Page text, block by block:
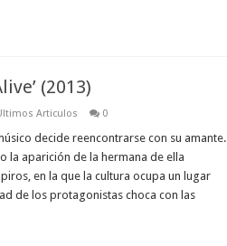
(2013)
Articulos 0
decide reencontrarse con su amante.
la aparición de la hermana de ella
en la que la cultura ocupa un lugar
de los protagonistas choca con las